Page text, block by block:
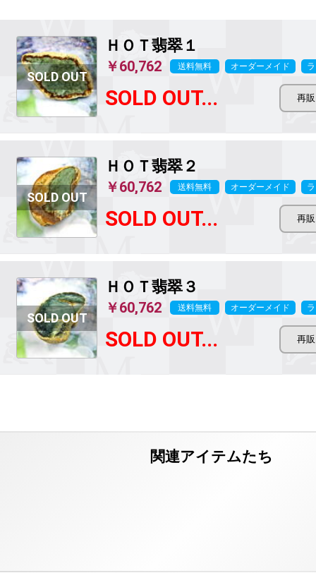
ＨＯＴ翡翠１
￥60,762 送料無料 オーダーメイド
SOLD OUT...
ＨＯＴ翡翠２
￥60,762 送料無料 オーダーメイド
SOLD OUT...
ＨＯＴ翡翠３
￥60,762 送料無料 オーダーメイド
SOLD OUT...